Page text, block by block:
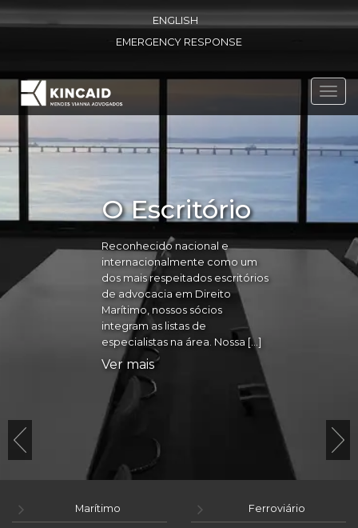
ENGLISH
EMERGENCY RESPONSE
O Escritório
Reconhecido nacional e
internacionalmente como um
dos mais respeitados escritórios
de advocacia em Direito
Marítimo, nossos sócios
integram as listas de
especialistas na área. Nossa […]
Ver mais
Marítimo Ferroviário